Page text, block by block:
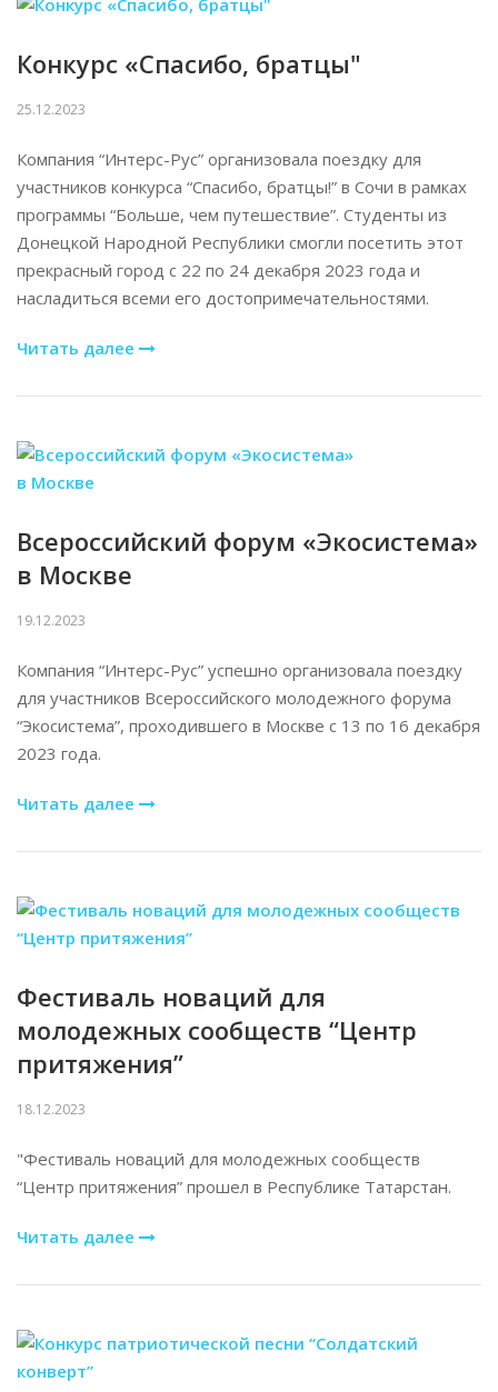
Конкурс «Спасибо, братцы"
25.12.2023
Компания “Интерс-Рус” организовала поездку для
участников конкурса “Спасибо, братцы!” в Сочи в рамках
программы “Больше, чем путешествие”. Студенты из
Донецкой Народной Республики смогли посетить этот
прекрасный город с 22 по 24 декабря 2023 года и
насладиться всеми его достопримечательностями.
Читать далее
Всероссийский форум «Экосистема»
в Москве
19.12.2023
Компания “Интерс-Рус” успешно организовала поездку
для участников Всероссийского молодежного форума
“Экосистема”, проходившего в Москве с 13 по 16 декабря
2023 года.
Читать далее
Фестиваль новаций для
молодежных сообществ “Центр
притяжения”
18.12.2023
"Фестиваль новаций для молодежных сообществ
“Центр притяжения” прошел в Республике Татарстан.
Читать далее